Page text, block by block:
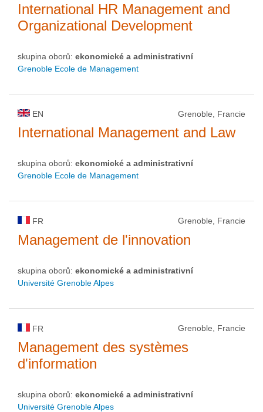
International HR Management and
Organizational Development
skupina oborů: ekonomické a administrativní
Grenoble Ecole de Management
EN Grenoble, Francie
International Management and Law
skupina oborů: ekonomické a administrativní
Grenoble Ecole de Management
FR Grenoble, Francie
Management de l'innovation
skupina oborů: ekonomické a administrativní
Université Grenoble Alpes
FR Grenoble, Francie
Management des systèmes
d'information
skupina oborů: ekonomické a administrativní
Université Grenoble Alpes